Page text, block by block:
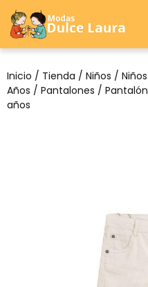
Inicio / Tienda / Niños /
Años / Pantalones /
años